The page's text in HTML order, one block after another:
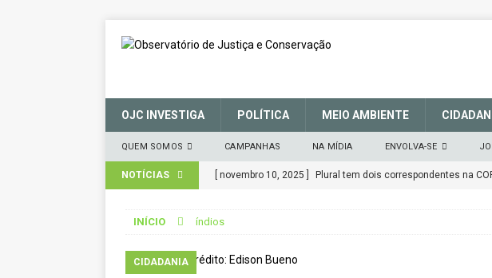
OJC INVESTIGA POLÍTICA MEIO AMBIENTE
QUEM SOMOS CAMPANHAS NA MÍDIA ENVOLVA-SE
NOTÍCIAS [ março 27, 2025 ] MANIFESTO EM DEFESA DO SISTEMA
CIDADANIA
INÍCIO índios
CIDADANIA